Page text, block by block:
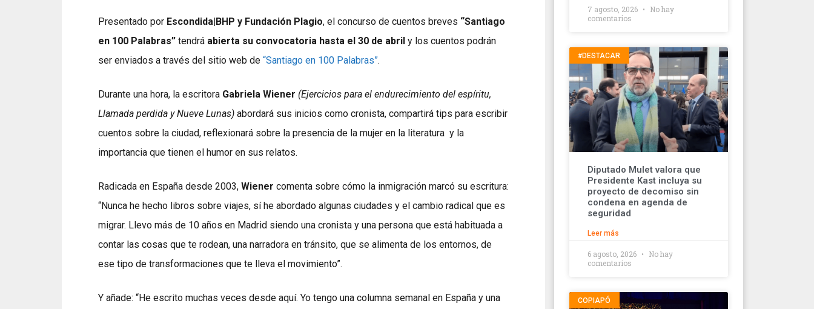
Presentado por Escondida|BHP y Fundación Plagio, el concurso de cuentos breves “Santiago
en 100 Palabras” tendrá abierta su convocatoria hasta el 30 de abril y los cuentos podrán
ser enviados a través del sitio web de “Santiago en 100 Palabras”.
Durante una hora, la escritora Gabriela Wiener (Ejercicios para el endurecimiento del espíritu,
Llamada perdida y Nueve Lunas) abordará sus inicios como cronista, compartirá tips para escribir
cuentos sobre la ciudad, reflexionará sobre la presencia de la mujer en la literatura y la
importancia que tienen el humor en sus relatos.
Radicada en España desde 2003, Wiener comenta sobre cómo la inmigración marcó su escritura:
“Nunca he hecho libros sobre viajes, sí he abordado algunas ciudades y el cambio radical que es
migrar. Llevo más de 10 años en Madrid siendo una cronista y una persona que está habituada a
contar las cosas que te rodean, una narradora en tránsito, que se alimenta de los entornos, de
ese tipo de transformaciones que te lleva el movimiento”.
Y añade: “He escrito muchas veces desde aquí. Yo tengo una columna semanal en España y una
7 agosto, 2026
No hay
comentarios
#DESTACAR
Diputado Mulet valora que
Presidente Kast incluya su
proyecto de decomiso sin
condena en agenda de
seguridad
Leer más
6 agosto, 2026
No hay
comentarios
COPIAPÓ